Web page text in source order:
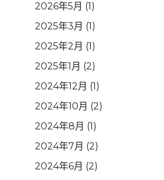
2026年5月 (1)
2025年3月 (1)
2025年2月 (1)
2025年1月 (2)
2024年12月 (1)
2024年10月 (2)
2024年8月 (1)
2024年7月 (2)
2024年6月 (2)